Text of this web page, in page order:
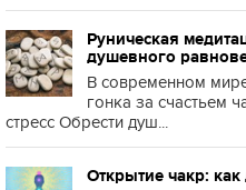
Руническая
душевного
В современном
гонка за счастьем
стресс Обрести душ...
Открытие чакр: